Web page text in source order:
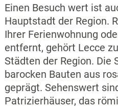
Einen Besuch wert ist
Hauptstadt der Region.
Ihrer Ferienwohnung
entfernt, gehört Lecce
Städten der Region. Die
barocken Bauten aus
geprägt. Sehenswert
Patrizierhäuser, das